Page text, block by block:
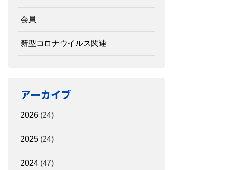
会員
新型コロナウイルス関連
アーカイブ
2026 (24)
2025 (24)
2024 (47)